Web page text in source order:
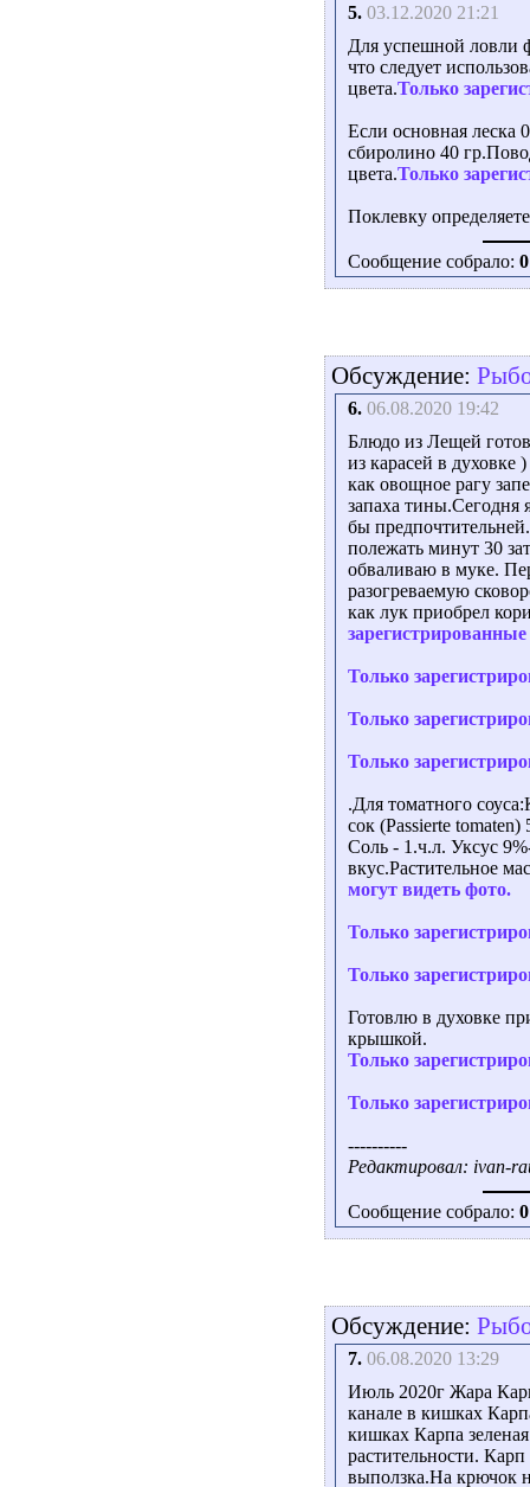
5. 03.12.2020 21:21
Для успешной ловли
что следует
цвета.Только
Если основная леска
сбиролино 40
цвета.Только
Поклевку
Сообщение собрало: 0
Обсуждение:
6. 06.08.2020 19:42
Блюдо из Лещей
из карасей в духовке
как овощное рагу
запаха
бы
полежать минут 30
обваливаю в муке.
разогреваемую
как лук приобрел
Только
Только
Только
.Для томатного
сок (Passierte
Соль - 1.ч.л. Уксус
вкус.Растительное
могут видеть фото.
Только
Только
Готовлю в духовке
крышкой.
Только
Только
----------
Редактировал: ivan-
Сообщение собрало: 0
Обсуждение:
7. 06.08.2020 13:29
Июль 2020г Жара
канале в кишках
кишках Карпа
растительности.
выползка.На крючок